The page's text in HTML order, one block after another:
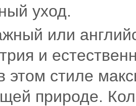
уход.
или
и
этом стиле
природе.